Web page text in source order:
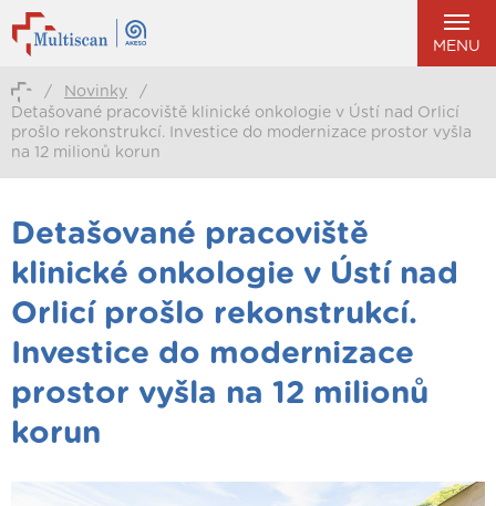
MENU
/ Novinky
/
Detašované pracoviště klinické onkologie v Ústí nad Orlicí
prošlo rekonstrukcí. Investice do modernizace prostor vyšla
na 12 milionů korun
Detašované pracoviště
klinické onkologie v Ústí nad
Orlicí prošlo rekonstrukcí.
Investice do modernizace
prostor vyšla na 12 milionů
korun